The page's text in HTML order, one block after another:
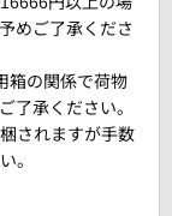
めご了承くださ
箱の関係で荷物
了承ください。
されますが手数
。